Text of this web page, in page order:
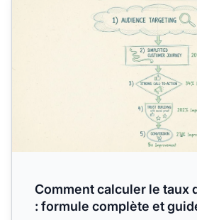
Comment calculer le taux
: formule complète et